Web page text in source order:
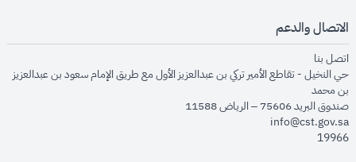
الاتصال والدعم
اتصل بنا
حي النخيل - تقاطع الأمير تركي بن عبدالعزيز الأول مع طريق الإمام سعود بن عبدالعزيز
بن محمد
صندوق البريد 75606 – الرياض 11588
info@cst.gov.sa
19966